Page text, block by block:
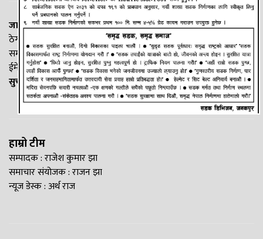
जानकी न्यूज नेटवर्क
ठेगाना: लक्ष्मीनियाँ -७, मधेश प्रदेश
सम्पर्क नं. : +977-9844100829
ईमेल:Madheshtopnews@gmail.com
सुचना विभाग दर्ता नं. २५४०/२०७७/७८
हाम्रो टीम
सम्पादक : राजेश कुमार झा
समाचार संयोजक : राजन झा
न्यूज डेस्क : अर्थ राज